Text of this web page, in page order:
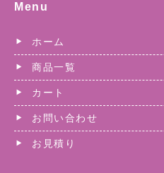
Menu
ホーム
商品一覧
カート
お問い合わせ
お見積り